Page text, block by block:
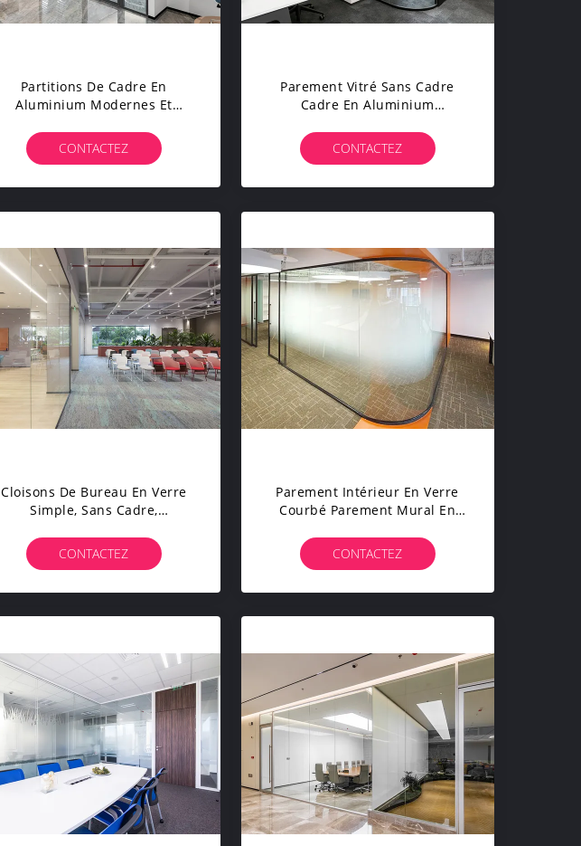
Partitions De Cadre En
Aluminium Modernes Et
Partitions De Bureau Pour
Augmenter La Confidentialité
CONTACTEZ
Parement Vitré Sans Cadre
Cadre En Aluminium
Parement Démontable Mur
Trempé Vitré
CONTACTEZ
Cloisons De Bureau En Verre
Simple, Sans Cadre,
Travail, Modernes
CONTACTEZ
Parement Intérieur En Verre
Courbé Parement Mural En
Bureau
CONTACTEZ